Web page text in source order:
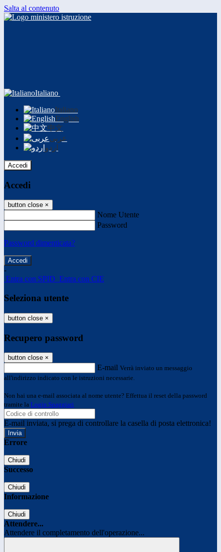
Salta al contenuto
Italiano
Italiano
English
中文
عربى
اردو
Accedi
Accedi
button close ×
Nome Utente
Password
Password dimenticata?
-
Entra con SPID Entra con CIE
Seleziona utente
button close ×
Recupero password
button close ×
E-mail Verrà inviato un messaggio
all'indirizzo indicato con le istruzioni necessarie.
Non hai una e-mail associata al nome utente? Effettua il reset della password
tramite la Login Spaggiari
E-mail inviata, si prega di controllare la casella di posta elettronica!
Errore
Chiudi
Successo
Chiudi
Informazione
Chiudi
Attendere...
Attendere il completamento dell'operazione...